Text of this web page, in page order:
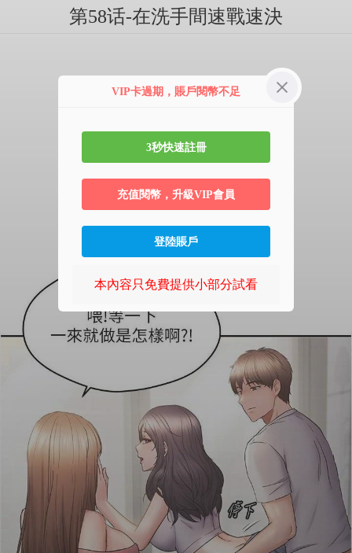
第58话-在洗手間速戰速決
VIP卡過期，賬戶閱幣不足
3秒快速註冊
充值閱幣，升級VIP會員
登陸賬戶
本內容只免費提供小部分試看